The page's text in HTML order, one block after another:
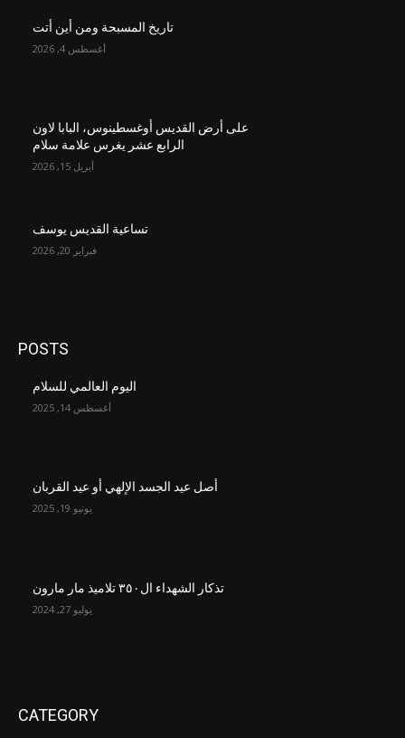
تاريخ المسبحة ومن أين أتت
أغسطس 4, 2026
على أرض القديس أوغسطينوس، البابا لاون
الرابع عشر يغرس علامة سلام
أبريل 15, 2026
تساعية القديس يوسف
فبراير 20, 2026
POSTS
اليوم العالمي للسلام
أغسطس 14, 2025
أصل عيد الجسد الإلهي أو عيد القربان
يونيو 19, 2025
تذكار الشهداء ال٣٥٠ تلاميذ مار مارون
يوليو 27, 2024
CATEGORY